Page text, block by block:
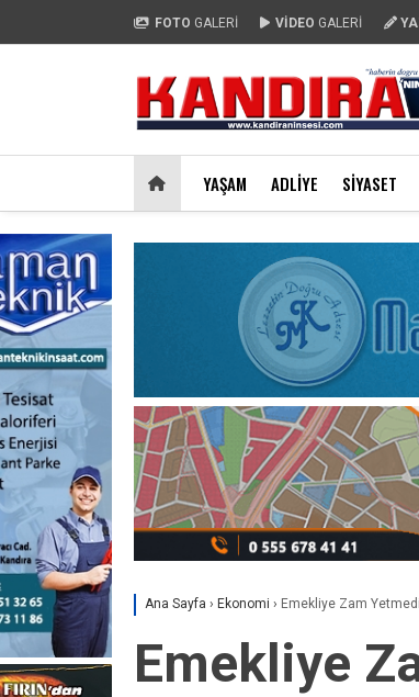
FOTO GALERİ VİDEO GALERİ
YAŞAM ADLIYE SIYASET
Ana Sayfa › Ekonomi › Emekliye Zam
Emekliye